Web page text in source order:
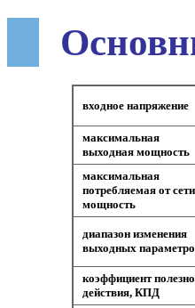
входное напряжение
максимальная
выходная мощность
максимальная
потребляемая от сети
мощность
диапазон изменения
выходных
коэффициент
действия, КПД